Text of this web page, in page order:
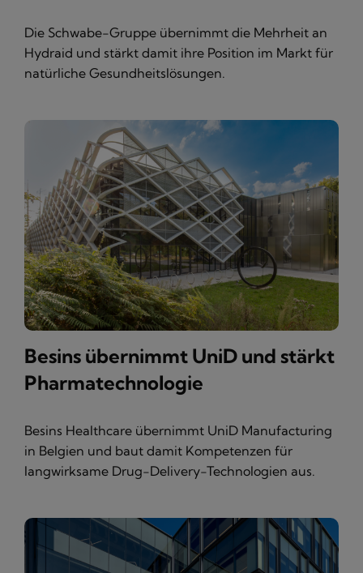
Die Schwabe-Gruppe übernimmt die Mehrheit an
Hydraid und stärkt damit ihre Position im Markt für
natürliche Gesundheitslösungen.
Besins übernimmt UniD und stärkt
Pharmatechnologie
Besins Healthcare übernimmt UniD Manufacturing
in Belgien und baut damit Kompetenzen für
langwirksame Drug-Delivery-Technologien aus.